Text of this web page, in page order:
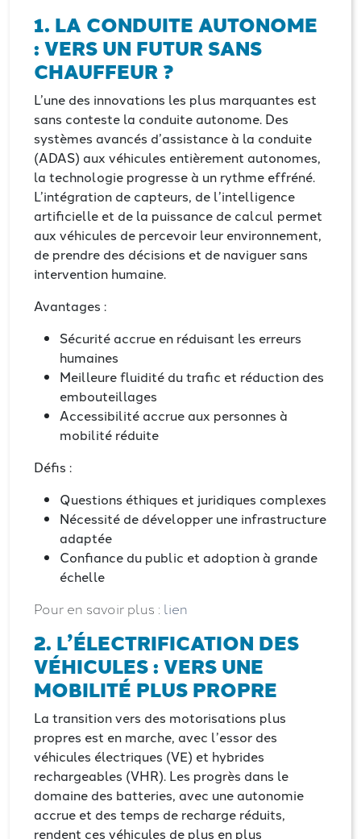
1. LA CONDUITE AUTONOME
: VERS UN FUTUR SANS
CHAUFFEUR ?
L’une des innovations les plus marquantes est
sans conteste la conduite autonome. Des
systèmes avancés d’assistance à la conduite
(ADAS) aux véhicules entièrement autonomes,
la technologie progresse à un rythme effréné.
L’intégration de capteurs, de l’intelligence
artificielle et de la puissance de calcul permet
aux véhicules de percevoir leur environnement,
de prendre des décisions et de naviguer sans
intervention humaine.
Avantages :
Sécurité accrue en réduisant les erreurs
humaines
Meilleure fluidité du trafic et réduction des
embouteillages
Accessibilité accrue aux personnes à
mobilité réduite
Défis :
Questions éthiques et juridiques complexes
Nécessité de développer une infrastructure
adaptée
Confiance du public et adoption à grande
échelle
Pour en savoir plus : lien
2. L’ÉLECTRIFICATION DES
VÉHICULES : VERS UNE
MOBILITÉ PLUS PROPRE
La transition vers des motorisations plus
propres est en marche, avec l’essor des
véhicules électriques (VE) et hybrides
rechargeables (VHR). Les progrès dans le
domaine des batteries, avec une autonomie
accrue et des temps de recharge réduits,
rendent ces véhicules de plus en plus